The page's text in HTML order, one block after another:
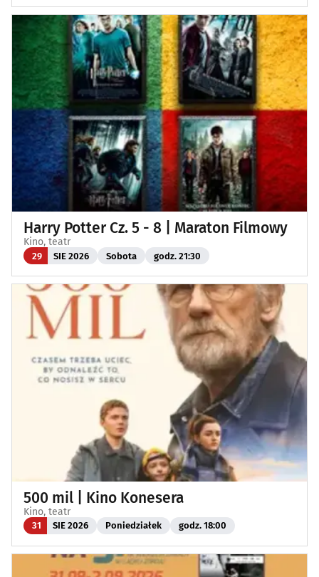
Harry Potter Cz. 5 - 8 | Maraton Filmowy
Kino, teatr
29 SIE 2026 Sobota godz. 21:30
500 mil | Kino Konesera
Kino, teatr
31 SIE 2026 Poniedziałek godz. 18:00